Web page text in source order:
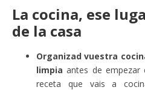
La cocina, ese
de la casa
Organizad vuestra
limpia antes de empezar
receta que vais a